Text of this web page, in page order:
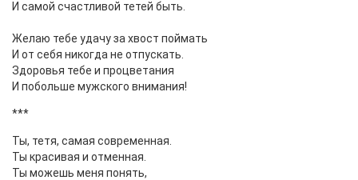
И самой счастливой тетей быть.
Желаю тебе удачу за хвост поймать
И от себя никогда не отпускать.
Здоровья тебе и процветания
И побольше мужского внимания!
***
Ты, тетя, самая современная.
Ты красивая и отменная.
Ты можешь меня понять,